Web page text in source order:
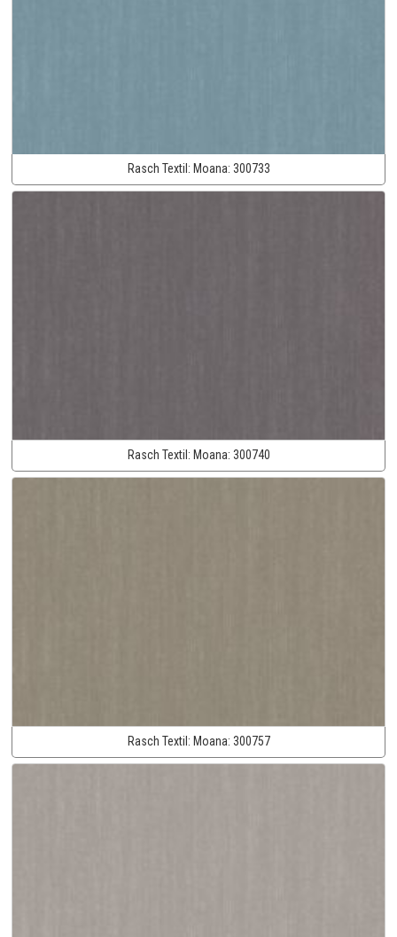
Rasch Textil: Moana: 300733
Rasch Textil: Moana: 300740
Rasch Textil: Moana: 300757